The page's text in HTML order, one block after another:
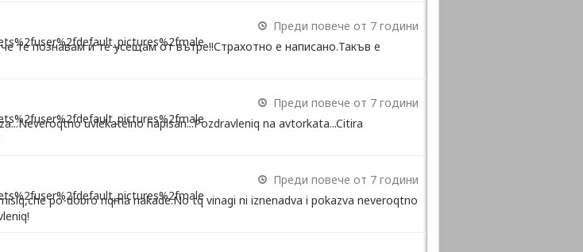
Преди повече от 7 години
те познавам и те усещам от вътре!!Страхотно е написано.Такъв е
Преди повече от 7 години
uvlekatelno napisan...Pozdravleniq na avtorkata...Citira
Преди повече от 7 години
po-dobro nqma nakade.No tq vinagi ni iznenadva i pokazva neveroqtno